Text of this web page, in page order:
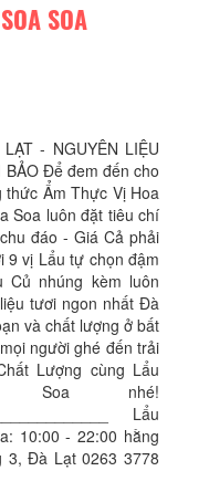
SOA
- NGUYÊN LIỆU
Để đem đến cho
Ẩm Thực Vị Hoa
Soa luôn đặt tiêu chí
đáo - Giá Cả phải
9 vị Lẩu tự chọn đậm
nhúng kèm luôn
tươi ngon nhất Đà
và chất lượng ở bất
người ghé đến trải
Lượng cùng Lẩu
Soa nhé!
Lẩu
10:00 - 22:00 hằng
3, Đà Lạt 0263 3778